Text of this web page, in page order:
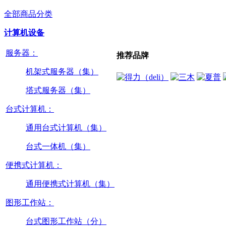
全部商品分类
计算机设备
服务器：
机架式服务器（集）
塔式服务器（集）
台式计算机：
通用台式计算机（集）
台式一体机（集）
便携式计算机：
通用便携式计算机（集）
图形工作站：
台式图形工作站（分）
推荐品牌